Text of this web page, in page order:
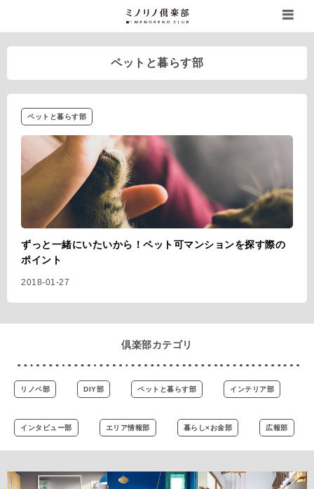
ペットと暮らす部
ペットと暮らす部
ずっと一緒にいたいから！ペット可マンションを探す際の
ポイント
2018-01-27
倶楽部カテゴリ
リノベ部 DIY部 ペットと暮らす部 インテリア部
インタビュー部 エリア情報部 暮らし×お金部 広報部